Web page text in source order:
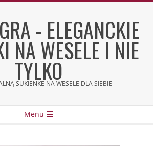
- ELEGANCKIE
NA WESELE I NIE
TYLKO
SUKIENKĘ NA WESELE DLA SIEBIE
Menu